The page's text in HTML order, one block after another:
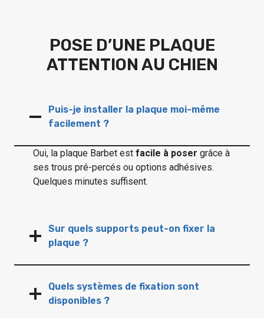
POSE D’UNE PLAQUE
ATTENTION AU CHIEN
Puis-je installer la plaque moi-même
facilement ?
Oui, la plaque Barbet est facile à poser grâce à
ses trous pré-percés ou options adhésives.
Quelques minutes suffisent.
Sur quels supports peut-on fixer la
plaque ?
Quels systèmes de fixation sont
disponibles ?